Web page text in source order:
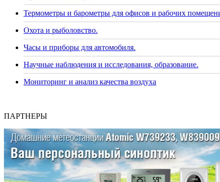
Термометры и барометры для офисов и рабочих
Охота и рыболовство.
Часы и приборы для автомобиля.
Научные наблюдения и исследования, образование.
Мониторинг и анализ качества воздуха
ПАРТНЕРЫ